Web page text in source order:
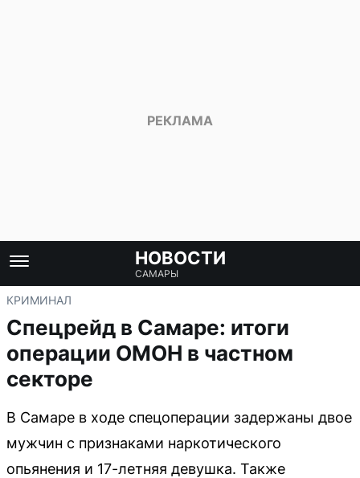
НОВОСТИ
САМАРЫ
КРИМИНАЛ
Спецрейд в Самаре: итоги
операции ОМОН в частном
секторе
В Самаре в ходе спецоперации задержаны двое
мужчин с признаками наркотического
опьянения и 17-летняя девушка. Также